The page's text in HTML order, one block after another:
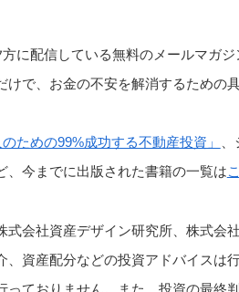
に配信している無料のメールマガジ
けで、お金の不安を解消するための
のための99%成功する不動産投資」
、今までに出版された書籍の一覧は
会社資産デザイン研究所、株式会
、資産配分などの投資アドバイスは
っておりません。また、投資の最終